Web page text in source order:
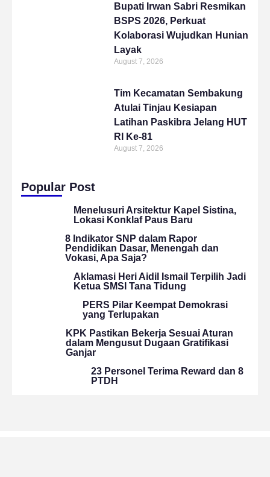
Bupati Irwan Sabri Resmikan
BSPS 2026, Perkuat
Kolaborasi Wujudkan Hunian
Layak
August 7, 2026
Tim Kecamatan Sembakung
Atulai Tinjau Kesiapan
Latihan Paskibra Jelang HUT
RI Ke-81
August 7, 2026
Popular Post
Menelusuri Arsitektur Kapel Sistina,
Lokasi Konklaf Paus Baru
8 Indikator SNP dalam Rapor
Pendidikan Dasar, Menengah dan
Vokasi, Apa Saja?
Aklamasi Heri Aidil Ismail Terpilih Jadi
Ketua SMSI Tana Tidung
PERS Pilar Keempat Demokrasi
yang Terlupakan
KPK Pastikan Bekerja Sesuai Aturan
dalam Mengusut Dugaan Gratifikasi
Ganjar
23 Personel Terima Reward dan 8
PTDH